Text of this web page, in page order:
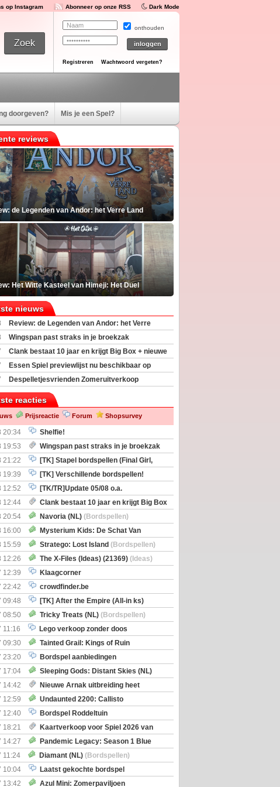
op Instagram Abonneer op onze RSS Dark Mode
onthouden
Registreren Wachtwoord vergeten?
doorgeven? Mis je een Spel?
reviews
de Legenden van Andor: het Verre Land
Het Witte Kasteel van Himeji: Het Duel
nieuws
Review: de Legenden van Andor: het Verre
Wingspan past straks in je broekzak
Clank bestaat 10 jaar en krijgt Big Box + nieuwe
Essen Spiel previewlijst nu beschikbaar op
Despelletjesvrienden Zomeruitverkoop
reacties
Prijsreactie Forum Shopsurvey
20:34
Shelfie!
19:53
Wingspan past straks in je broekzak
21:22
[TK] Stapel bordspellen (Final Girl,
Retaliation, Zombicide Invader)
19:39
[TK] Verschillende bordspellen!
12:52
[TK/TR]Update 05/08 o.a.
Imperium Horizons, 20 Strong
12:44
Clank bestaat 10 jaar en krijgt Big Box
uitbreiding
20:54 Navoria (NL) (Bordspellen)
16:00
Mysterium Kids: De Schat Van
Boe
(Bordspellen)
15:59 Stratego: Lost Island (Bordspellen)
12:26
The X-Files (Ideas) (21369) (Ideas)
12:39
Klaagcorner
22:42
crowdfinder.be
09:48
[TK] After the Empire (All-in ks)
08:50
Tricky Treats (NL) (Bordspellen)
11:16
Lego verkoop zonder doos
09:30
Tainted Grail: Kings of Ruin
Wyrd Encounters(Bordspellen)
23:20
Bordspel aanbiedingen
17:04
Sleeping Gods: Distant Skies (NL)
14:42
Nieuwe Arnak uitbreiding heet
Shipments
12:59
Undaunted 2200: Callisto
12:40
Bordspel Roddeltuin
18:21
Kaartverkoop voor Spiel 2026 van
14:27
Pandemic Legacy: Season 1 Blue
11:24 Diamant (NL) (Bordspellen)
10:04
Laatst gekochte bordspel
13:42
Azul Mini: Zomerpaviljoen